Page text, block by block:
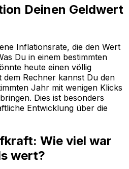
Deinen Geldwert
Inflationsrate, die den Wert
Du in einem bestimmten
heute einen völlig
Rechner kannst Du den
Jahr mit wenigen Klicks
Dies ist besonders
Entwicklung über die
Wie viel war
wert?